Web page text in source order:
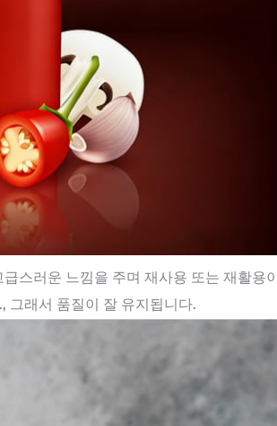
스러운 느낌을 주며 재사용 또는 재활용이
그래서 품질이 잘 유지됩니다.